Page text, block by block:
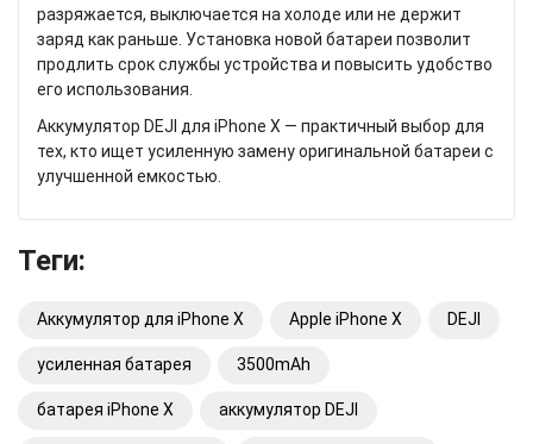
разряжается, выключается на холоде или не держит
заряд как раньше. Установка новой батареи позволит
продлить срок службы устройства и повысить удобство
его использования.
Аккумулятор DEJI для iPhone X — практичный выбор для
тех, кто ищет усиленную замену оригинальной батареи с
улучшенной емкостью.
Теги:
Аккумулятор для iPhone X Apple iPhone X DEJI
усиленная батарея 3500mAh
батарея iPhone X аккумулятор DEJI